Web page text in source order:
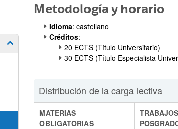
Mostrar/ocultar subpáginas
Metodología y horario
Idioma: castellano
Créditos:
20 ECTS (Título Universitario)
30 ECTS (Título Especialista
Distribución de la carga lectiva
MATERIAS
OBLIGATORIAS